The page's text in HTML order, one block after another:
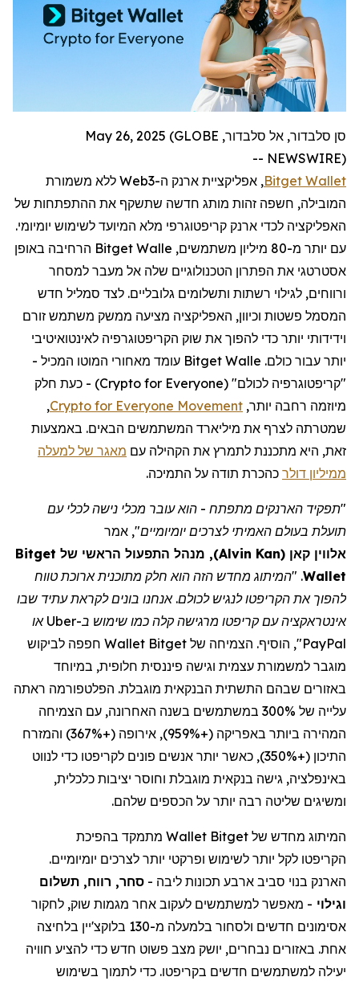
סן סלבדור, אל סלבדור, May 26, 2025 (GLOBE
NEWSWIRE) --
Bitget Wallet
, אפליקציית ארנק ה-Web3 ללא משמורת
המובילה, חשפה זהות מותג חדשה שתשקף את ההתפתחות של
האפליקציה לכדי ארנק קריפטוגרפי מלא המיועד לשימוש יומיומי.
עם יותר מ-80 מיליון משתמשים,
Bitget Walle הרחיבה באופן
אסטרטגי את הפתרון הטכנולוגיים שלה אל מעבר למסחר
ורווחים, לגילוי רשתות ותשלומים גלובליים. לצד סמליל חדש
המסמל פשטות וכיוון, האפליקציה מציעה ממשק משתמש זורם
וידידותי יותר כדי להפוך את שוק הקריפטוגרפיה לאינטואיטיבי
יותר עבור כולם. Bitget Walle עומד מאחורי המוטו המכיל -
"קריפטוגרפיה לכולם" (
Crypto for Everyone) - כעת חלק
מיוזמה רחבה יותר, Crypto for Everyone Movement
,
שמטרתה לצרף את מיליארד המשתמשים הבאים. באמצעות
זאת, היא מתכננת לתמרץ את הקהילה עם מאגר של למעלה
ממיליון דולר כהכרת תודה על התמיכה.
"תפקיד הארנקים מתפתח - הוא עובר מכלי נישה לכלי עם
תועלת בעולם האמיתי לצרכים יומיומיים", אמר
אלווין קאן (
Alvin Kan
), מנהל התפעול הראשי של Bitget
Wallet
. "המיתוג מחדש הזה הוא חלק מתוכנית ארוכת טווח
להפוך אתהקריפטולנגיש לכולם. אנחנו בונים לקראת עתיד שבו
אינטראקציה עםקריפטו מרגישה קלה כמו שימוש ב-Uber או
PayPal
", הוסיף. הצמיחה של Bitget
Wallet חפפה לביקוש
מוגבר למשמורת עצמית וגישה פיננסית חלופית, במיוחד
באזורים שבהם התשתית הבנקאית מוגבלת. הפלטפורמה ראתה
עלייה של 300% במשתמשים בשנה האחרונה, עם הצמיחה
המהירה ביותר באפריקה (+959%), אירופה (+367%) והמזרח
התיכון (+350%), כאשר יותר אנשים פונים
לקריפטו כדי לנווט
באינפלציה, גישה בנקאית מוגבלת וחוסר יציבות כלכלית,
ומשיגים שליטה רבה יותר על הכספים שלהם.
המיתוג מחדש של Bitget
Wallet מתמקד בהפיכת
הקריפטו לקל יותר לשימוש ופרקטי יותר לצרכים יומיומיים.
הארנק בנוי סביב ארבע תכונות ליבה - סחר, רווח, תשלום
וגילוי - מאפשר למשתמשים לעקוב אחר מגמות שוק, לחקור
אסימונים חדשים ולסחור בלמעלה מ-130 בלוקצ'יין בלחיצה
אחת. באזורים נבחרים, יושק מצב פשוט חדש כדי להציע חוויה
יעילה למשתמשים חדשים בקריפטו. כדי לתמוך בשימוש